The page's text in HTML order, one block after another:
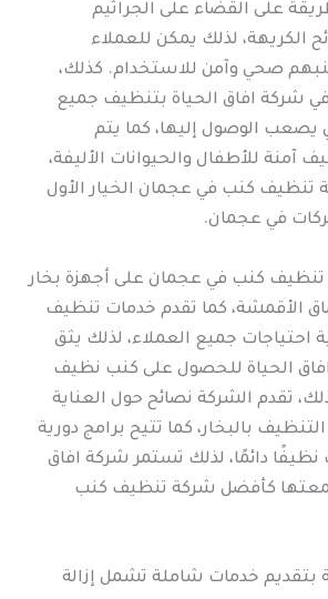
على القضاء على الجراثيم
الكريهة، لذلك يمكن للعملاء
صحي وآمن للاستخدام. كذلك،
شركة افاق الحياة بتنظيف جميع
يصعب الوصول إليها، كما يتم
آمنة للأطفال والحيوانات الأليفة،
كنب في عجمان الخيار الأول
في عجمان.
تنظيف كنب في عجمان على أجهزة بخار
الأقمشة، كما تقدم خدمات تنظيف
احتياجات جميع العملاء، لذلك يثق
الحياة للحصول على كنب نظيف
تقدم الشركة نصائح حول العناية
بالبخار، كما تتيح برامج دورية
دائمًا، لذلك تستمر شركة افاق
كأفضل شركة تنظيف كنب
بتقديم خدمات شاملة تشمل إزالة